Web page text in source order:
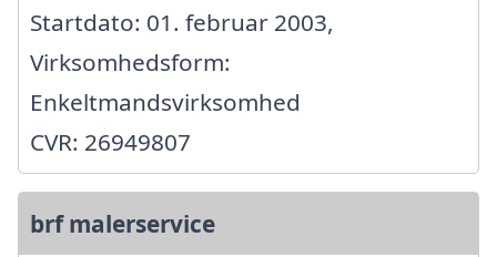
Startdato: 01. februar 2003,
Virksomhedsform:
Enkeltmandsvirksomhed
CVR: 26949807
brf malerservice